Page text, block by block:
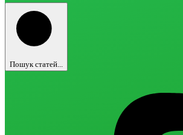
Пошук статей...